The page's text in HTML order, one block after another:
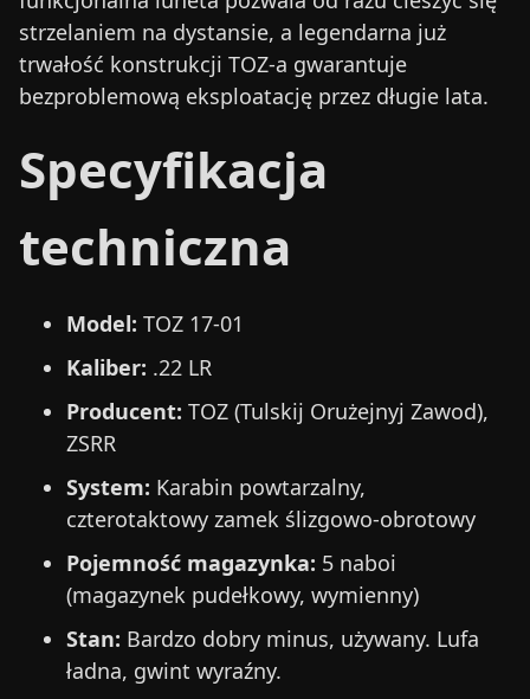
strzelaniem na dystansie, a legendarna już
trwałość konstrukcji TOZ-a gwarantuje
bezproblemową eksploatację przez długie lata.
Specyfikacja
techniczna
Model: TOZ 17-01
Kaliber: .22 LR
Producent: TOZ (Tulskij Orużejnyj Zawod),
ZSRR
System: Karabin powtarzalny,
czterotaktowy zamek ślizgowo-obrotowy
Pojemność magazynka: 5 naboi
(magazynek pudełkowy, wymienny)
Stan: Bardzo dobry minus, używany. Lufa
ładna, gwint wyraźny.